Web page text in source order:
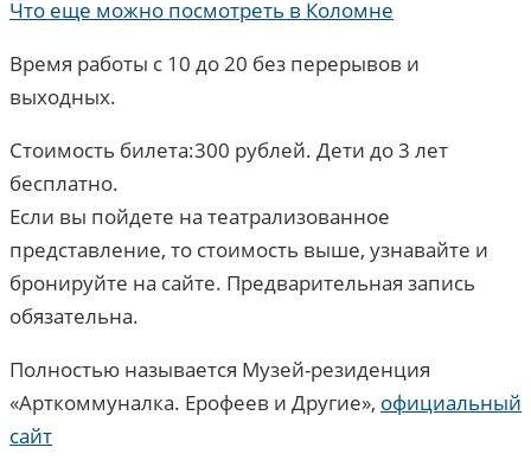
Что еще можно посмотреть в Коломне
Время работы с 10 до 20 без перерывов и
выходных.
Стоимость билета:300 рублей. Дети до 3 лет
бесплатно.
Если вы пойдете на театрализованное
представление, то стоимость выше, узнавайте и
бронируйте на сайте. Предварительная запись
обязательна.
Полностью называется Музей-резиденция
«Арткоммуналка. Ерофеев и Другие», официальный
сайт